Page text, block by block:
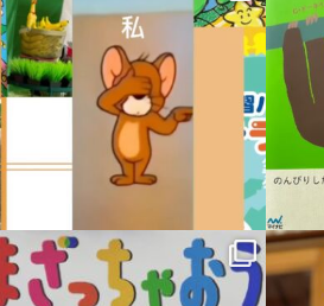
sateraito_okazaki